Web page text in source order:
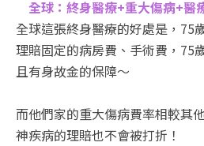
全球：終身醫療+重大傷病+醫
全球這張終身醫療的好處是，75
理賠固定的病房費、手術費，75
且有身故金的保障～
而他們家的重大傷病費率相較其
神疾病的理賠也不會被打折！